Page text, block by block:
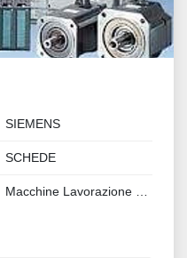
SIEMENS
SCHEDE